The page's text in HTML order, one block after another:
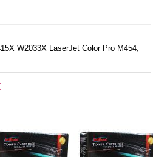
W2033X LaserJet Color Pro M454,